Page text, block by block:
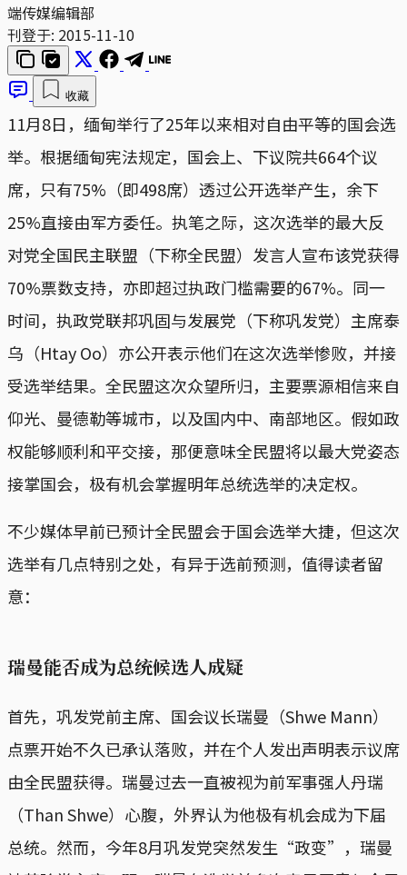
端传媒编辑部
刊登于: 2015-11-10
收藏
11月8日，缅甸举行了25年以来相对自由平等的国会选
举。根据缅甸宪法规定，国会上、下议院共664个议
席，只有75%（即498席）透过公开选举产生，余下
25%直接由军方委任。执笔之际，这次选举的最大反
对党全国民主联盟（下称全民盟）发言人宣布该党获得
70%票数支持，亦即超过执政门槛需要的67%。同一
时间，执政党联邦巩固与发展党（下称巩发党）主席泰
乌（Htay Oo）亦公开表示他们在这次选举惨败，并接
受选举结果。全民盟这次众望所归，主要票源相信来自
仰光、曼德勒等城市，以及国内中、南部地区。假如政
权能够顺利和平交接，那便意味全民盟将以最大党姿态
接掌国会，极有机会掌握明年总统选举的决定权。
不少媒体早前已预计全民盟会于国会选举大捷，但这次
选举有几点特别之处，有异于选前预测，值得读者留
意：
瑞曼能否成为总统候选人成疑
首先，巩发党前主席、国会议长瑞曼（Shwe Mann）
点票开始不久已承认落败，并在个人发出声明表示议席
由全民盟获得。瑞曼过去一直被视为前军事强人丹瑞
（Than Shwe）心腹，外界认为他极有机会成为下届
总统。然而，今年8月巩发党突然发生“政变”，瑞曼